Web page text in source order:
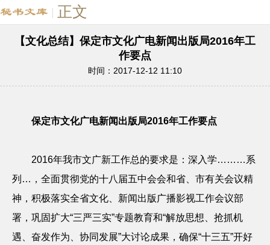
正文
【文化总结】保定市文化广电新闻出版局2016年工
作要点
时间：2017-12-12 11:10
保定市文化广电新闻出版局2016年工作要点
2016年我市文广新工作总的要求是：深入学………系
列…，全面贯彻党的十八届五中会会和省、市有关会议精
神，积极落实全省文化、新闻出版广播影视工作会议部
署，巩固扩大“三严三实”专题教育和“解放思想、抢抓机
遇、奋发作为、协同发展”大讨论成果，确保“十三五”开好